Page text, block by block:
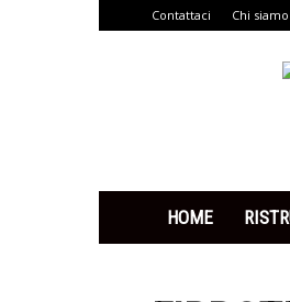
Contattaci Chi siamo
HOME